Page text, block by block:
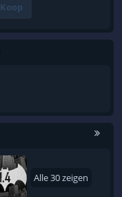
Koop
Alle 30 zeigen